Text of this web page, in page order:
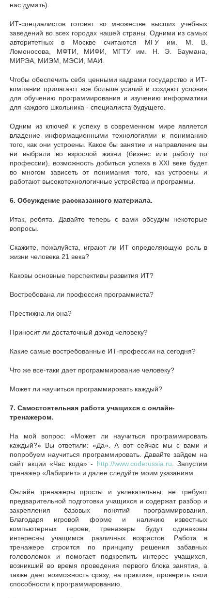
нас думать).
ИТ-специалистов готовят во множестве высших учебных
заведений во всех городах нашей страны. Одними из самых
авторитетных в Москве считаются МГУ им. М. В.
Ломоносова, МФТИ, МИФИ, МГТУ им. Н. Э. Баумана,
МИРЭА, МИЭМ, МЭСИ, МАИ.
Чтобы обеспечить себя ценными кадрами государство и ИТ-
компании прилагают все больше усилий и создают условия
для обучению программирования и изучению информатики
для каждого школьника - специалиста будущего.
Одним из ключей к успеху в современном мире является
владение информационными технологиями и пониманию
того, как они устроены. Какое бы занятие и направление вы
ни выбрали во взрослой жизни (бизнес или работу по
профессии), возможность добиться успеха в XXI веке будет
во многом зависеть от понимания того, как устроены и
работают высокотехнологичные устройства и программы.
6. Обсуждение рассказанного материала.
Итак, ребята. Давайте теперь с вами обсудим некоторые
вопросы.
Скажите, пожалуйста, играют ли ИТ определяющую роль в
жизни человека 21 века?
Каковы основные перспективы развития ИТ?
Востребована ли профессия программиста?
Престижна ли она?
Приносит ли достаточный доход человеку?
Какие самые востребованные ИТ-профессии на сегодня?
Что же все-таки дает программирование человеку?
Может ли научиться программировать каждый?
7. Самостоятельная работа учащихся с онлайн-
тренажером.
На мой вопрос: «Может ли научиться программировать
каждый?» Вы ответили: «Да». А вот сейчас мы с вами и
попробуем научиться программировать. Давайте зайдем на
сайт акции «Час кода» - http://www.coderussia.ru . Запустим
тренажер «Лабиринт» и далее следуйте моим указаниям.
Онлайн тренажеры просты и увлекательны: не требуют
предварительной подготовки учащихся и содержат разбор и
закрепления базовых понятий программирования.
Благодаря игровой форме и наличию известных
компьютерных героев, тренажеры будут одинаковы
интересны учащимся различных возрастов. Работа в
тренажере строится по принципу решения забавных
головоломок и помогает подкрепить интерес учащихся,
возникший во время проведения первого блока занятия, а
также дает возможность сразу, на практике, проверить свои
способности к программированию.